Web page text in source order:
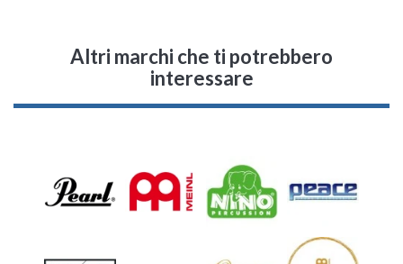
Altri marchi che ti potrebbero
interessare